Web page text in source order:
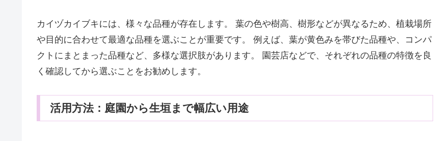
カイヅカイブキには、様々な品種が存在します。 葉の色や樹高、樹形などが異なるため、植栽場所
や目的に合わせて最適な品種を選ぶことが重要です。 例えば、葉が黄色みを帯びた品種や、コンパ
クトにまとまった品種など、多様な選択肢があります。 園芸店などで、それぞれの品種の特徴を良
く確認してから選ぶことをお勧めします。
活用方法：庭園から生垣まで幅広い用途